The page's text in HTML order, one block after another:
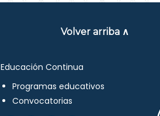
Volver arriba ∧
Educación Continua
Programas educativos
Convocatorias